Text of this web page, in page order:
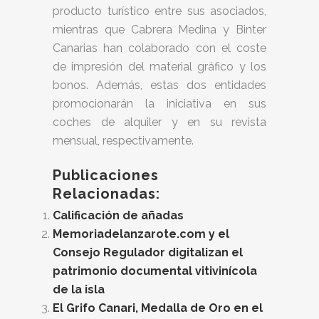
producto turístico entre sus asociados,
mientras que Cabrera Medina y Binter
Canarias han colaborado con el coste
de impresión del material gráfico y los
bonos. Además, estas dos entidades
promocionarán la iniciativa en sus
coches de alquiler y en su revista
mensual, respectivamente.
Publicaciones
Relacionadas:
Calificación de añadas
Memoriadelanzarote.com y el
Consejo Regulador digitalizan el
patrimonio documental vitivinícola
de la isla
El Grifo Canari, Medalla de Oro en el